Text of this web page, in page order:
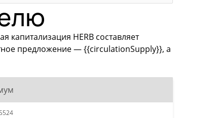
капитализация HERB составляет
предложение — {{circulationSupply}}, а